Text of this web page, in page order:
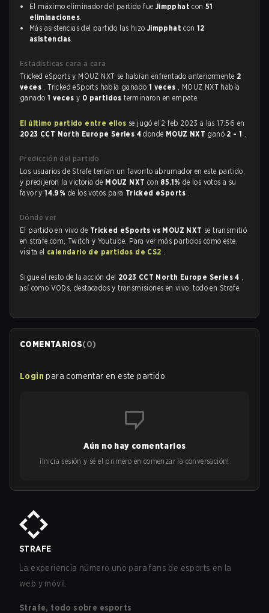
El máximo eliminador del partido fue Jimpphat con51
eliminaciones.
Más asistencias del partido las hizo Jimpphat con12
asistencias.
Estadísticas cara a cara
Tricked eSports y MOUZ NXT se habían enfrentado anteriormente 2
veces . Tricked eSports había ganado 1 veces , MOUZ NXT había
ganado 1 vecesy 0 partidosterminaron en empate.
El último partido entre ellos se jugó el 2 feb 2023 a las 17:56 en
2023 CCT North Europe Series 4donde MOUZ NXT ganó 2 - 1 .
Predicción del partido
Los usuarios de Strafe tenían un favorito abrumador en este partido,
y predijeron la victoria de MOUZ NXT con 85.1% de los votos a su
favor y14.9% de los votos para Tricked eSports .
Dónde ver
El partido en vivo de Tricked eSports vs MOUZ NXT se transmitió
en strafe.com, Twitch y Youtube. Para ver más partidos como este,
visita el calendario de partidos de CS2 .
Sigue el resto de la acción del 2023 CCT North Europe Series 4 ,
así como VODs, destacados y transmisiones en vivo, todo en Strafe.
COMENTARIOS(0)
Login para comentar en este partido
Aún no hay comentarios
¡Inicia sesión y sé el primero en comenzar la conversación!
STRAFE
La experiencia número uno para fans de esports en la
web y móvil.
Strafe, todo sobre esports